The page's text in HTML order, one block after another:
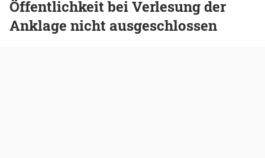
Öffentlichkeit bei Verlesung der
Anklage nicht ausgeschlossen